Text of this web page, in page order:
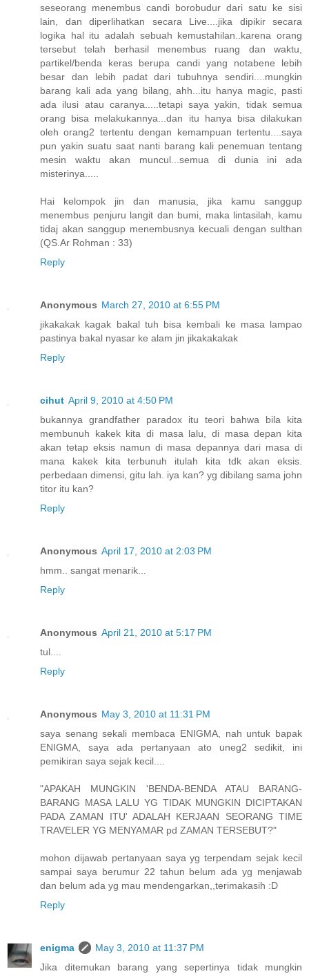
seseorang menembus candi borobudur dari satu ke sisi
lain, dan diperlihatkan secara Live....jika dipikir secara
logika hal itu adalah sebuah kemustahilan..karena orang
tersebut telah berhasil menembus ruang dan waktu,
partikel/benda keras berupa candi yang notabene lebih
besar dan lebih padat dari tubuhnya sendiri....mungkin
barang kali ada yang bilang, ahh...itu hanya magic, pasti
ada ilusi atau caranya.....tetapi saya yakin, tidak semua
orang bisa melakukannya...dan itu hanya bisa dilakukan
oleh orang2 tertentu dengan kemampuan tertentu....saya
pun yakin suatu saat nanti barang kali penemuan tentang
mesin waktu akan muncul...semua di dunia ini ada
misterinya.....
Hai kelompok jin dan manusia, jika kamu sanggup
menembus penjuru langit dan bumi, maka lintasilah, kamu
tidaj akan sanggup menembusnya kecuali dengan sulthan
(QS.Ar Rohman : 33)
Reply
Anonymous March 27, 2010 at 6:55 PM
jikakakak kagak bakal tuh bisa kembali ke masa lampao
pastinya bakal nyasar ke alam jin jikakakakak
Reply
cihut April 9, 2010 at 4:50 PM
bukannya grandfather paradox itu teori bahwa bila kita
membunuh kakek kita di masa lalu, di masa depan kita
akan tetap eksis namun di masa depannya dari masa di
mana kakek kita terbunuh itulah kita tdk akan eksis.
perbedaan dimensi, gitu lah. iya kan? yg dibilang sama john
titor itu kan?
Reply
Anonymous April 17, 2010 at 2:03 PM
hmm.. sangat menarik...
Reply
Anonymous April 21, 2010 at 5:17 PM
tul....
Reply
Anonymous May 3, 2010 at 11:31 PM
saya senang sekali membaca ENIGMA, nah untuk bapak
ENIGMA, saya ada pertanyaan ato uneg2 sedikit, ini
pemikiran saya sejak kecil....
"APAKAH MUNGKIN 'BENDA-BENDA ATAU BARANG-
BARANG MASA LALU YG TIDAK MUNGKIN DICIPTAKAN
PADA ZAMAN ITU' ADALAH KERJAAN SEORANG TIME
TRAVELER YG MENYAMAR pd ZAMAN TERSEBUT?"
mohon dijawab pertanyaan saya yg terpendam sejak kecil
sampai saya berumur 22 tahun belum ada yg menjawab
dan belum ada yg mau mendengarkan,,terimakasih :D
Reply
enigma
May 3, 2010 at 11:37 PM
Jika ditemukan barang yang sepertinya tidak mungkin